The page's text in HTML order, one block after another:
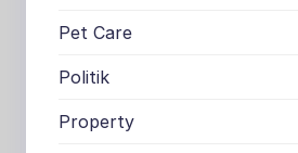
Pet Care
Politik
Property